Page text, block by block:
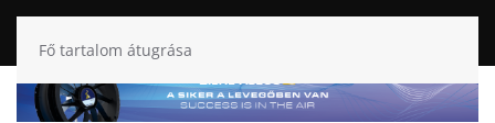
Fő tartalom átugrása